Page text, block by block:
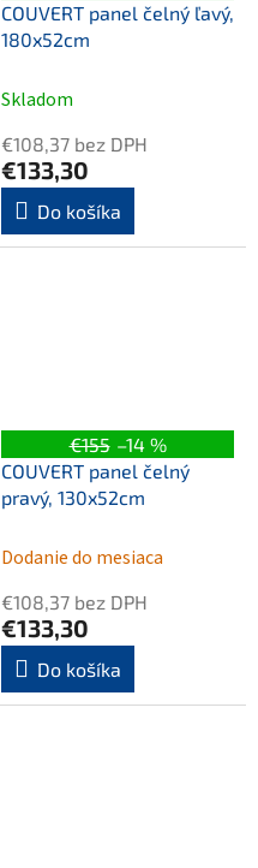
COUVERT panel čelný ľavý,
180x52cm
Skladom
€108,37 bez DPH
€133,30
Do košíka
€155 –14 %
COUVERT panel čelný
pravý, 130x52cm
Dodanie do mesiaca
€108,37 bez DPH
€133,30
Do košíka